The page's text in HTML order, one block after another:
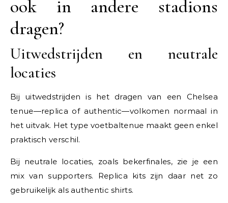
ook in andere stadions
dragen?
Uitwedstrijden en neutrale
locaties
Bij uitwedstrijden is het dragen van een Chelsea
tenue—replica of authentic—volkomen normaal in
het uitvak. Het type voetbaltenue maakt geen enkel
praktisch verschil.
Bij neutrale locaties, zoals bekerfinales, zie je een
mix van supporters. Replica kits zijn daar net zo
gebruikelijk als authentic shirts.